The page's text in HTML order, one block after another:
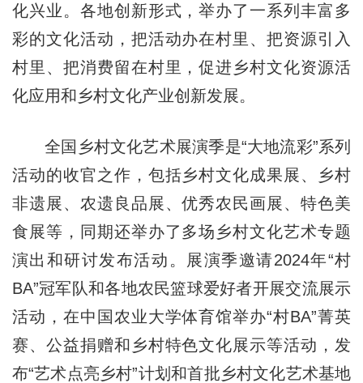
化兴业。各地创新形式，举办了一系列丰富多
彩的文化活动，把活动办在村里、把资源引入
村里、把消费留在村里，促进乡村文化资源活
化应用和乡村文化产业创新发展。
全国乡村文化艺术展演季是“大地流彩”系列
活动的收官之作，包括乡村文化成果展、乡村
非遗展、农遗良品展、优秀农民画展、特色美
食展等，同期还举办了多场乡村文化艺术专题
演出和研讨发布活动。展演季邀请2024年“村
BA”冠军队和各地农民篮球爱好者开展交流展示
活动，在中国农业大学体育馆举办“村BA”菁英
赛、公益捐赠和乡村特色文化展示等活动，发
布“艺术点亮乡村”计划和首批乡村文化艺术基地